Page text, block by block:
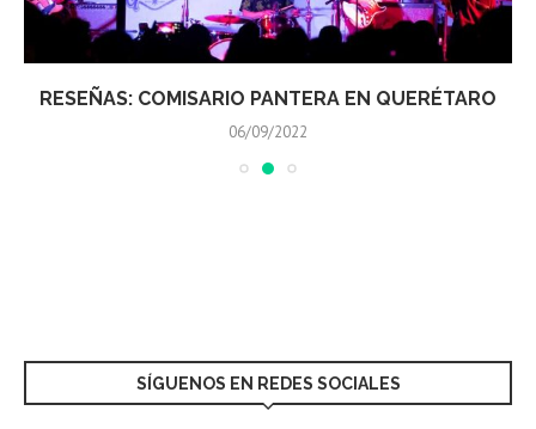
RESEÑAS: COMISARIO PANTERA EN QUERÉTARO
06/09/2022
SÍGUENOS EN REDES SOCIALES